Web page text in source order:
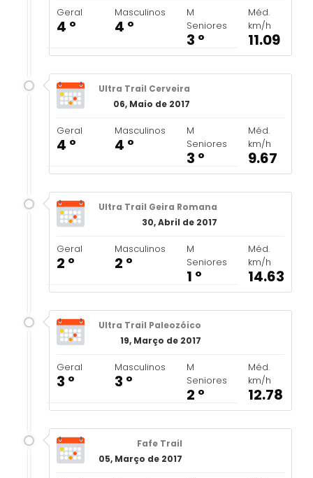
Geral
4 º
Masculinos
4 º
M
Seniores
3 º
Méd.
km/h
11.09
Ultra Trail Cerveira
06, Maio de 2017
Geral
4 º
Masculinos
4 º
M
Seniores
3 º
Méd.
km/h
9.67
Ultra Trail Geira Romana
30, Abril de 2017
Geral
2 º
Masculinos
2 º
M
Seniores
1 º
Méd.
km/h
14.63
Ultra Trail Paleozóico
19, Março de 2017
Geral
3 º
Masculinos
3 º
M
Seniores
2 º
Méd.
km/h
12.78
Fafe Trail
05, Março de 2017